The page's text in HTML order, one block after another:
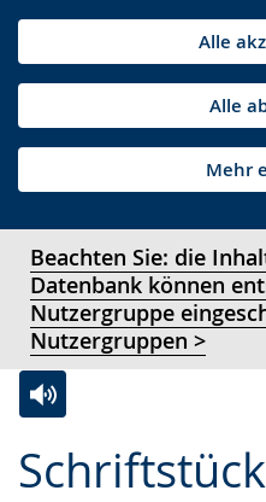
Alle
Alle
Mehr
Beachten Sie: die
Datenbank können
Nutzergruppe
Nutzergruppen >
Leichten
Audio-
Video